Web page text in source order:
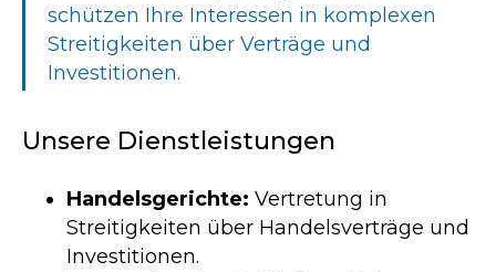
schützen Ihre Interessen in komplexen
Streitigkeiten über Verträge und
Investitionen.
Unsere Dienstleistungen
Handelsgerichte: Vertretung in
Streitigkeiten über Handelsverträge und
Investitionen.